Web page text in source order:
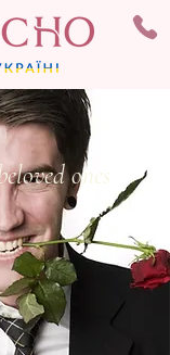
ones